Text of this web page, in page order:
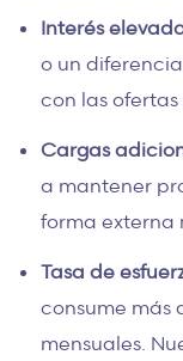
Interés
o un
con las ofertas
Cargas
a mantener
forma externa
Tasa de
consume más
mensuales.